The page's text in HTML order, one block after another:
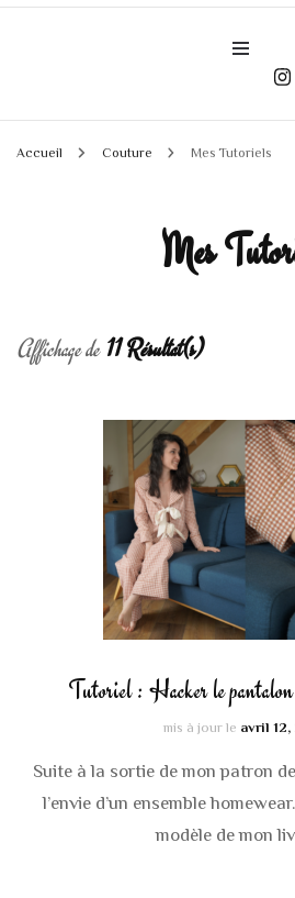
Accueil Couture Mes Tutoriels
Mes
Affichage de 11 Résultat(s)
Tutoriel : Hacker le
mis à jour le avril 12,
Suite à la sortie de mon patron
l’envie d’un ensemble
modèle de mon